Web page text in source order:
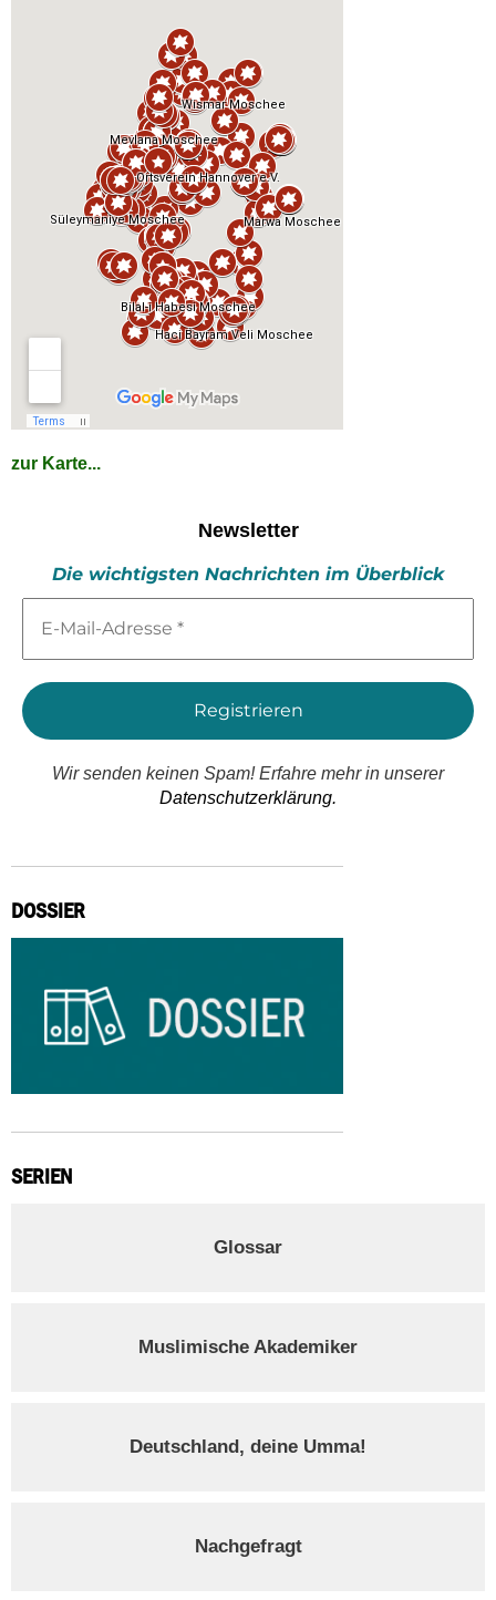
zur Karte...
Newsletter
Die wichtigsten Nachrichten im Überblick
Mail-
*
Wir senden keinen Spam! Erfahre mehr in unserer
Datenschutzerklärung.
DOSSIER
SERIEN
Glossar
Muslimische Akademiker
Deutschland, deine Umma!
Nachgefragt